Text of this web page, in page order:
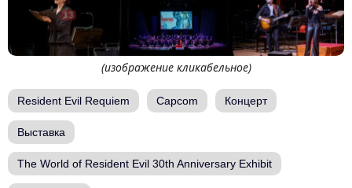
(изображение кликабельное)
Resident Evil Requiem Capcom Концерт
Выставка
The World of Resident Evil 30th Anniversary Exhibit